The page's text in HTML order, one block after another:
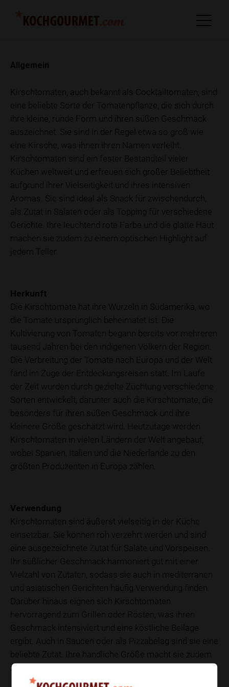
Allgemein
Kirschtomaten, auch bekannt als Cocktailtomaten, sind
eine beliebte Sorte der Tomatenpflanze, die sich durch
ihre kleine, runde Form und ihren süßen Geschmack
auszeichnet. Sie sind in der Regel etwa so groß wie
eine Kirsche, was ihnen ihren Namen verleiht.
Kirschtomaten sind ein fester Bestandteil vieler
Küchen weltweit und erfreuen sich großer Beliebtheit
aufgrund ihrer Vielseitigkeit und ihres intensiven
Aromas. Sie sind ideal als Snack für zwischendurch,
als Zutat in Salaten oder als Topping für verschiedene
Gerichte. Ihre leuchtend rote Farbe und die glatte Haut
machen sie zudem zu einem optischen Highlight auf
jedem Teller.
Herkunft
Die Kirschtomate hat ihre Wurzeln in Südamerika, wo
die Tomate ursprünglich beheimatet ist. Die
Kultivierung von Tomaten begann bereits vor mehreren
tausend Jahren bei den indigenen Völkern der Region.
Die Verbreitung der Tomate nach Europa und der Welt
fand im Zuge der Entdeckungsreisen statt. Im Laufe
der Zeit wurden durch gezielte Züchtung verschiedene
Sorten entwickelt, darunter auch die Kirschtomate, die
besonders für ihren süßen Geschmack und ihre
kleinere Größe geschätzt wird. Heutzutage werden
Kirschtomaten in vielen Ländern der Welt angebaut,
wobei Spanien, Italien und die Niederlande zu den
größten Produzenten in Europa zählen.
Verwendung
Kirschtomaten sind äußerst vielseitig in der Küche
einsetzbar. Sie können roh verzehrt werden und sind
eine ausgezeichnete Zutat für Salate und Vorspeisen.
Ihr süßlicher Geschmack harmoniert gut mit einer
Vielzahl von Zutaten, sodass sie auch in mediterranen
und asiatischen Gerichten häufig Verwendung finden.
Darüber hinaus eignen sich Kirschtomaten
hervorragend zum Grillen oder Rösten, was ihren
Geschmack intensiviert und eine köstliche Beilage
ergibt. Auch in Saucen oder als Pizzabelag sind sie eine
beliebte Zutat. Ihre handliche Größe macht sie zudem
zu einem praktischen Snack für unterwegs.